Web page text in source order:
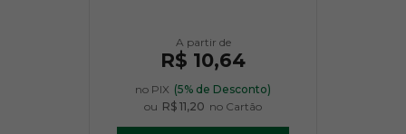
R$ 10,64
no PIX (5% de Desconto)
ou R$ 11,20 no Cartão